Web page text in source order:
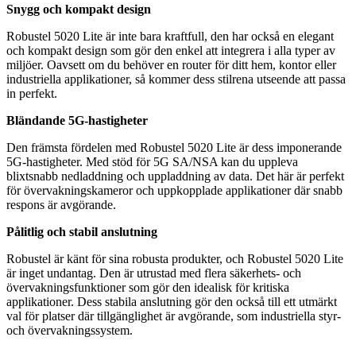
Snygg och kompakt design
Robustel 5020 Lite är inte bara kraftfull, den har också en elegant
och kompakt design som gör den enkel att integrera i alla typer av
miljöer. Oavsett om du behöver en router för ditt hem, kontor eller
industriella applikationer, så kommer dess stilrena utseende att passa
in perfekt.
Bländande 5G-hastigheter
Den främsta fördelen med Robustel 5020 Lite är dess imponerande
5G-hastigheter. Med stöd för 5G SA/NSA kan du uppleva
blixtsnabb nedladdning och uppladdning av data. Det här är perfekt
för övervakningskameror och uppkopplade applikationer där snabb
respons är avgörande.
Pålitlig och stabil anslutning
Robustel är känt för sina robusta produkter, och Robustel 5020 Lite
är inget undantag. Den är utrustad med flera säkerhets- och
övervakningsfunktioner som gör den idealisk för kritiska
applikationer. Dess stabila anslutning gör den också till ett utmärkt
val för platser där tillgänglighet är avgörande, som industriella styr-
och övervakningssystem.